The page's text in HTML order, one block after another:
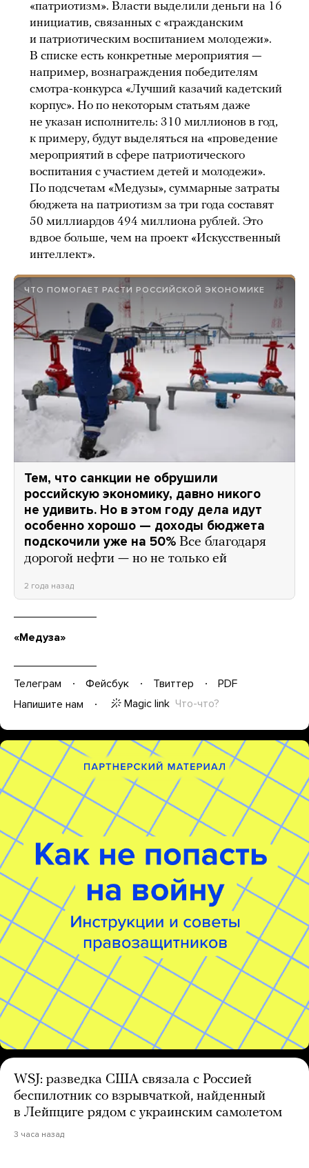
«патриотизм». Власти выделили деньги на 16
инициатив, связанных с «гражданским
и патриотическим воспитанием молодежи».
В списке есть конкретные мероприятия —
например, вознаграждения победителям
смотра-конкурса «Лучший казачий кадетский
корпус». Но по некоторым статьям даже
не указан исполнитель: 310 миллионов в год,
к примеру, будут выделяться на «проведение
мероприятий в сфере патриотического
воспитания с участием детей и молодежи».
По подсчетам «Медузы», суммарные затраты
бюджета на патриотизм за три года составят
50 миллиардов 494 миллиона рублей. Это
вдвое больше, чем на проект «Искусственный
интеллект».
ЧТО ПОМОГАЕТ РАСТИ РОССИЙСКОЙ ЭКОНОМИКЕ
Тем, что санкции не обрушили
российскую экономику, давно никого
не удивить. Но в этом году дела идут
особенно хорошо — доходы бюджета
подскочили уже на 50% Все благодаря
дорогой нефти — но не только ей
2 года назад
«Медуза»
Телеграм Фейсбук Твиттер
PDF
Напишите нам
Magic link Что-что?
WSJ: разведка США связала с Россией
беспилотник со взрывчаткой, найденный
в Лейпциге рядом с украинским самолетом
3 часа назад